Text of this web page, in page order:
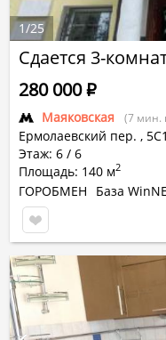
Сдается 3-
Маяковская (7 мин.
Ермолаевский пер. , 5С1
Этаж: 6 / 6
Площадь: 140 м2
280 000Р
ГОРОБМЕН
База
1/25